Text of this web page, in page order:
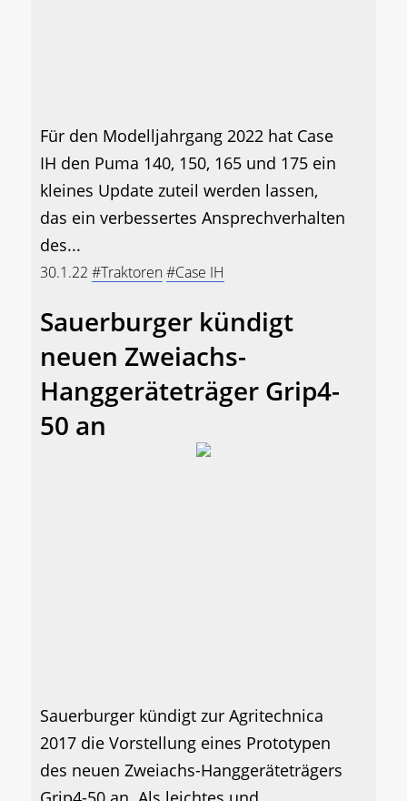
Für den Modelljahrgang 2022 hat Case
IH den Puma 140, 150, 165 und 175 ein
kleines Update zuteil werden lassen,
das ein verbessertes Ansprechverhalten
des...
30.1.22 #Traktoren#Case IH
Sauerburger kündigt
neuen Zweiachs-
Hanggeräteträger Grip4-
50 an
Sauerburger kündigt zur Agritechnica
2017 die Vorstellung eines Prototypen
des neuen Zweiachs-Hanggeräteträgers